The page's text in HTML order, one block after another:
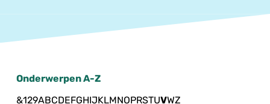
Onderwerpen A-Z
&129ABCDEFGHIJKLMNOPRSTUVWZ